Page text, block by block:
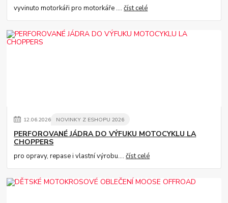
vyvinuto motorkáři pro motorkáře ....číst celé
12.06.2026 NOVINKY Z ESHOPU 2026
PERFOROVANÉ JÁDRA DO VÝFUKU MOTOCYKLU LA
CHOPPERS
pro opravy, repase i vlastní výrobu....číst celé